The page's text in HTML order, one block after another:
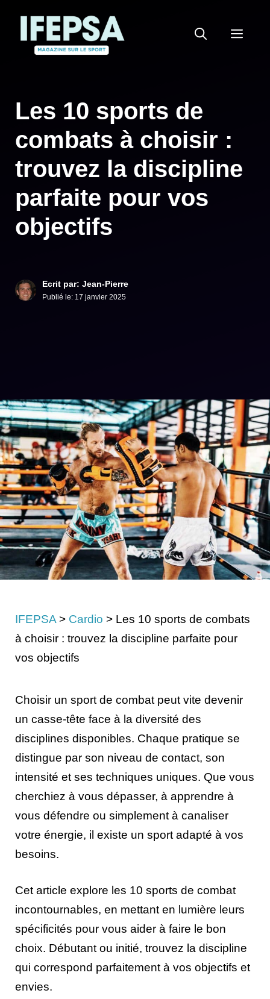
contenu
Les 10 sports de
combats à choisir :
trouvez la discipline
parfaite pour vos
objectifs
Ecrit par: Jean-Pierre
Publié le: 17 janvier 2025
IFEPSA > Cardio > Les 10 sports de combats
à choisir : trouvez la discipline parfaite pour
vos objectifs
Choisir un sport de combat peut vite devenir
un casse-tête face à la diversité des
disciplines disponibles. Chaque pratique se
distingue par son niveau de contact, son
intensité et ses techniques uniques. Que vous
cherchiez à vous dépasser, à apprendre à
vous défendre ou simplement à canaliser
votre énergie, il existe un sport adapté à vos
besoins.
Cet article explore les 10 sports de combat
incontournables, en mettant en lumière leurs
spécificités pour vous aider à faire le bon
choix. Débutant ou initié, trouvez la discipline
qui correspond parfaitement à vos objectifs et
envies.